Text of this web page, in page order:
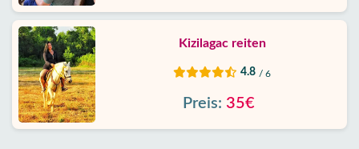
Kizilagac reiten
4.8 / 6
Preis: 35€